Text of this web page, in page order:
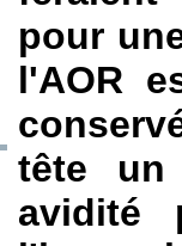
pour
l'AOR
tête un
avidité